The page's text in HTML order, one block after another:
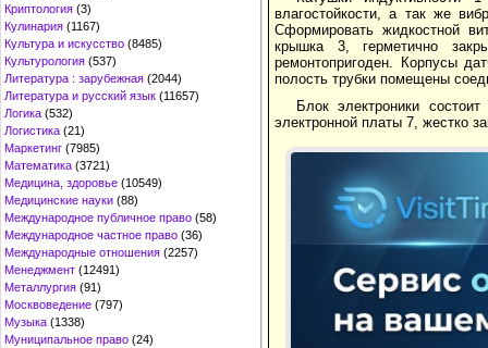
Криптология (3)
Кулинария (1167)
Культура и искусство (8485)
Культурология (537)
Литература : зарубежная (2044)
Литература и русский язык (11657)
Логика (532)
Логистика (21)
Маркетинг (7985)
Математика (3721)
Медицина, здоровье (10549)
Медицинские науки (88)
Международное публичное право (58)
Международное частное право (36)
Международные отношения (2257)
Менеджмент (12491)
Металлургия (91)
Москвоведение (797)
Музыка (1338)
Муниципальное право (24)
влагостойкости, а так же
Сформировать жидкостной
крышка 3, герметично
ремонтопригоден. Корпусы
полость трубки помещены
Блок электроники
электронной платы 7, жестко